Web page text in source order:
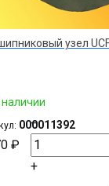
узел
000011392
₽
–
+